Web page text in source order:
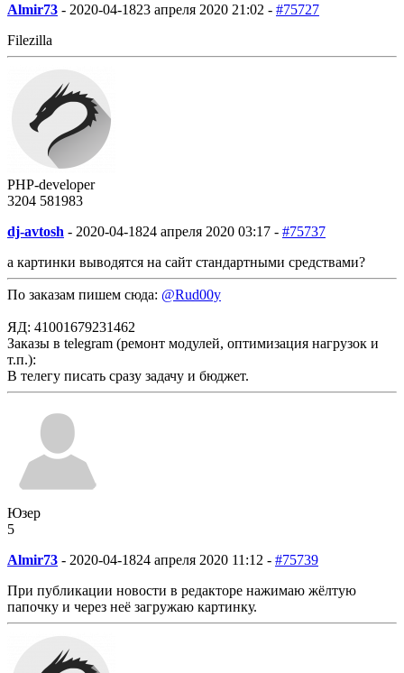
Almir73 - 2020-04-1823 апреля 2020 21:02 - #75727
Filezilla
PHP-developer
3204 581983
dj-avtosh - 2020-04-1824 апреля 2020 03:17 - #75737
а картинки выводятся на сайт стандартными средствами?
По заказам пишем сюда: @Rud00y
ЯД: 41001679231462
Заказы в telegram (ремонт модулей, оптимизация нагрузок и
т.п.):
В телегу писать сразу задачу и бюджет.
Юзер
5
Almir73 - 2020-04-1824 апреля 2020 11:12 - #75739
При публикации новости в редакторе нажимаю жёлтую
папочку и через неё загружаю картинку.